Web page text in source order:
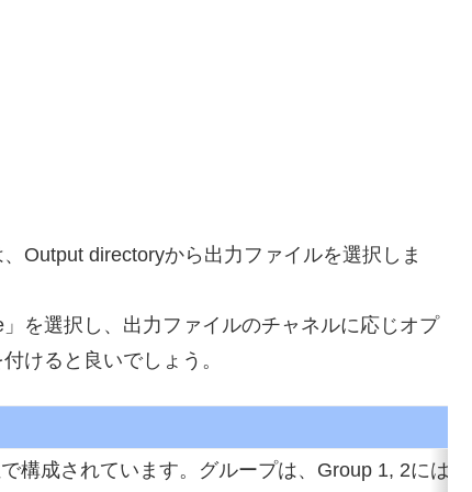
Output directoryから出力ファイルを選択しま
を選択し、出力ファイルのチャネルに応じオプ
けると良いでしょう。
構成されています。グループは、Group 1, 2には各